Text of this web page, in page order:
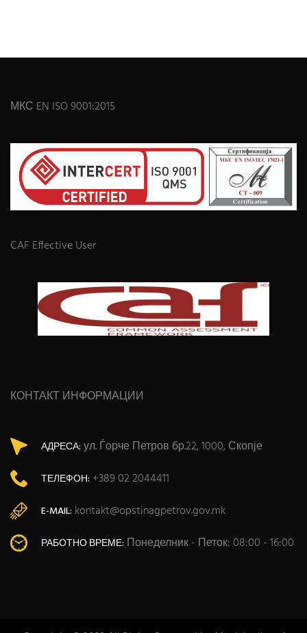
МКС EN ISO 9001:2015
CAF Effective User
КОНТАКТ ИНФОРМАЦИИ
АДРЕСА: ул. Ѓорче Петров бр.22, 1000, Скопје
ТЕЛЕФОН: +389 02 2044411
E-MAIL: kontakt@opstinagpetrov.gov.mk
РАБОТНО ВРЕМЕ: Понеделник - Петок: 08:00 - 16:00